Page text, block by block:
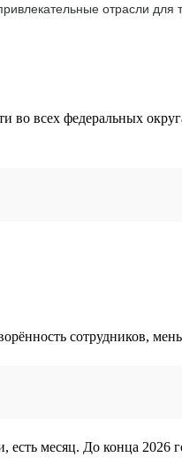
отрасли для
во всех федеральных
сотрудников,
месяц. До конца 2026